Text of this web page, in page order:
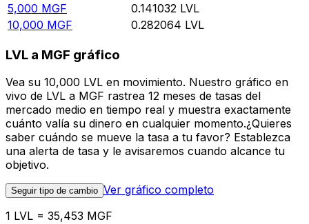
5,000 MGF 0.141032 LVL
10,000 MGF 0.282064 LVL
LVL a MGF gráfico
Vea su 10,000 LVL en movimiento. Nuestro gráfico en
vivo de LVL a MGF rastrea 12 meses de tasas del
mercado medio en tiempo real y muestra exactamente
cuánto valía su dinero en cualquier momento.¿Quieres
saber cuándo se mueve la tasa a tu favor? Establezca
una alerta de tasa y le avisaremos cuando alcance tu
objetivo.
Seguir tipo de cambio Ver gráfico completo
1 LVL = 35,453 MGF